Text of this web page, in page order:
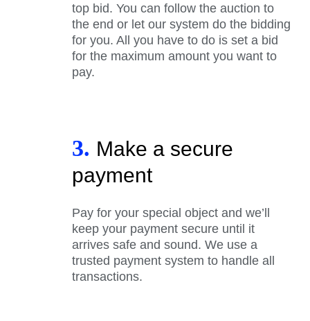
top bid. You can follow the auction to
the end or let our system do the bidding
for you. All you have to do is set a bid
for the maximum amount you want to
pay.
3. Make a secure
payment
Pay for your special object and we’ll
keep your payment secure until it
arrives safe and sound. We use a
trusted payment system to handle all
transactions.